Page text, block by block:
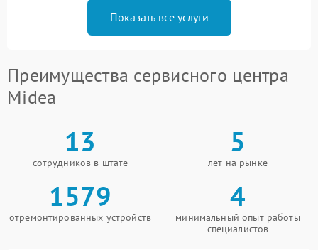
Показать все услуги
Преимущества сервисного центра
Midea
13
сотрудников в штате
5
лет на рынке
1579
отремонтированных устройств
4
минимальный опыт работы
специалистов